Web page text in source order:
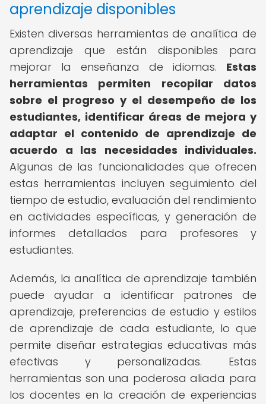
aprendizaje disponibles
Existen diversas herramientas de analítica de
aprendizaje que están disponibles para
mejorar la enseñanza de idiomas. Estas
herramientas permiten recopilar datos
sobre el progreso y el desempeño de los
estudiantes, identificar áreas de mejora y
adaptar el contenido de aprendizaje de
acuerdo a las necesidades individuales.
Algunas de las funcionalidades que ofrecen
estas herramientas incluyen seguimiento del
tiempo de estudio, evaluación del rendimiento
en actividades específicas, y generación de
informes detallados para profesores y
estudiantes.
Además, la analítica de aprendizaje también
puede ayudar a identificar patrones de
aprendizaje, preferencias de estudio y estilos
de aprendizaje de cada estudiante, lo que
permite diseñar estrategias educativas más
efectivas y personalizadas. Estas
herramientas son una poderosa aliada para
los docentes en la creación de experiencias